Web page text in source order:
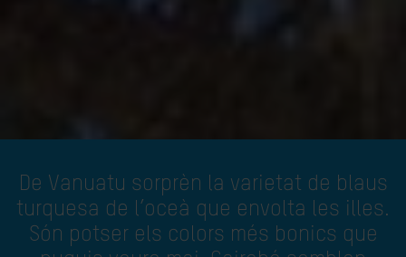
De Vanuatu sorprèn la varietat de blaus
turquesa de l’oceà que envolta les illes.
Són potser els colors més bonics que